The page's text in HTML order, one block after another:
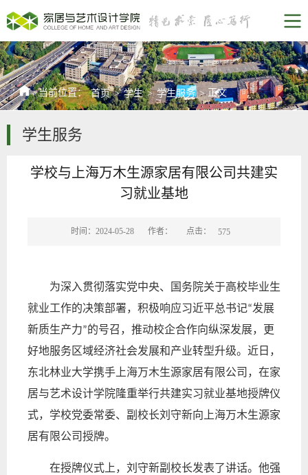
当前位置：首页 > 学生 > 学生服务 >正文
学生服务
学校与上海万木生源家居有限公司共建实
习就业基地
时间：2024-05-28 作者： 点击： 575
为深入贯彻落实党中央、国务院关于高校毕业生
就业工作的决策部署，积极响应习近平总书记“发展
新质生产力”的号召，推动校企合作向纵深发展，更
好地服务区域经济社会发展和产业转型升级。近日，
东北林业大学携手上海万木生源家居有限公司，在家
居与艺术设计学院隆重举行共建实习就业基地授牌仪
式，学校党委常委、副校长刘守新向上海万木生源家
居有限公司授牌。
在授牌仪式上，刘守新副校长发表了讲话。他强